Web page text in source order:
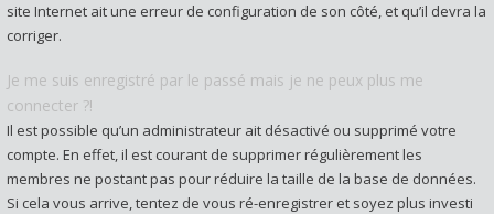
site Internet ait une erreur de configuration de son côté, et qu’il devra la
corriger.
Je me suis enregistré par le passé mais je ne peux plus me
connecter ?!
Il est possible qu’un administrateur ait désactivé ou supprimé votre
compte. En effet, il est courant de supprimer régulièrement les
membres ne postant pas pour réduire la taille de la base de données.
Si cela vous arrive, tentez de vous ré-enregistrer et soyez plus investi